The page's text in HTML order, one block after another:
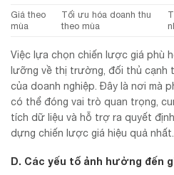
Giá theo
mùa
Tối ưu hóa doanh thu
theo mùa
Việc lựa chọn chiến lược giá phù
lưỡng về thị trường, đối thủ cạnh
của doanh nghiệp. Đây là nơi mà
có thể đóng vai trò quan trọng,
tích dữ liệu và hỗ trợ ra quyết
dựng chiến lược giá hiệu quả nhất.
D. Các yếu tố ảnh hưởng đến